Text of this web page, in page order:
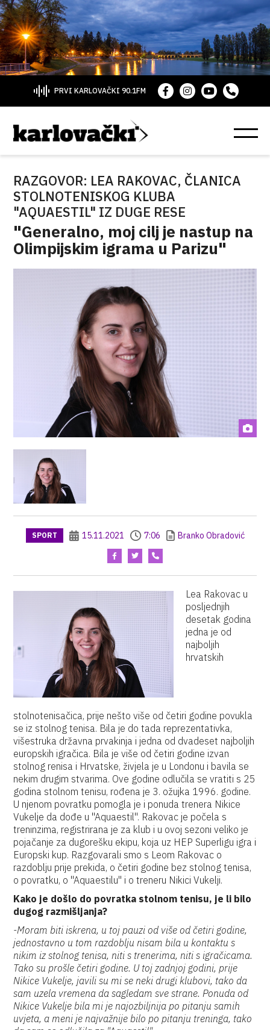
PRVI KARLOVAČKI 90.1FM
RAZGOVOR: LEA RAKOVAC, ČLANICA
STOLNOTENISKOG KLUBA
"AQUAESTIL" IZ DUGE RESE
"Generalno, moj cilj je nastup na
Olimpijskim igrama u Parizu"
SPORT 15.11.2021 7:06 Branko Obradović
Lea Rakovac u
posljednjih
desetak godina
jedna je od
najboljih
hrvatskih
stolnotenisačica, prije nešto više od četiri godine povukla
se iz stolnog tenisa. Bila je do tada reprezentativka,
višestruka državna prvakinja i jedna od dvadeset najboljih
europskih igračica. Bila je više od četiri godine izvan
stolnog renisa i Hrvatske, živjela je u Londonu i bavila se
nekim drugim stvarima. Ove godine odlučila se vratiti s 25
godina stolnom tenisu, rođena je 3. ožujka 1996. godine.
U njenom povratku pomogla je i ponuda trenera Nikice
Vukelje da dođe u "Aquaestil". Rakovac je počela s
treninzima, registrirana je za klub i u ovoj sezoni veliko je
pojačanje za dugorešku ekipu, koja uz HEP Superligu igra i
Europski kup. Razgovarali smo s Leom Rakovac o
razdoblju prije prekida, o četiri godine bez stolnog tenisa,
o povratku, o "Aquaestilu" i o treneru Nikici Vukelji.
Kako je došlo do povratka stolnom tenisu, je li bilo
dugog razmišljanja?
-Moram biti iskrena, u toj pauzi od više od četiri godine,
jednostavno u tom razdoblju nisam bila u kontaktu s
nikim iz stolnog tenisa, niti s trenerima, niti s igračicama.
Tako su prošle četiri godine. U toj zadnjoj godini, prije
Nikice Vukelje, javili su mi se neki drugi klubovi, tako da
sam uzela vremena da sagledam sve strane. Ponuda od
Nikice Vukelje bila mi je najozbiljnija po pitanju samih
uvjeta, a meni je najvažnije bilo po pitanju treninga, tako